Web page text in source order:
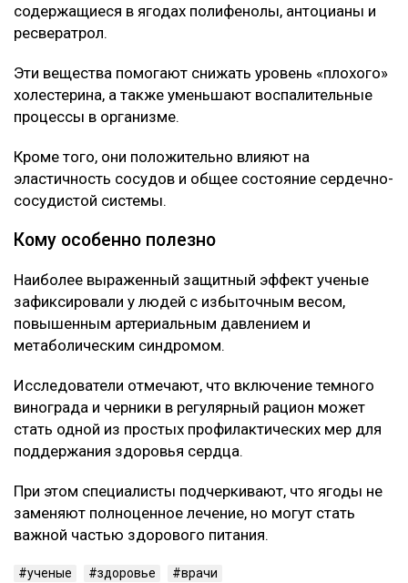
содержащиеся в ягодах полифенолы, антоцианы и
ресвератрол.
Эти вещества помогают снижать уровень «плохого»
холестерина, а также уменьшают воспалительные
процессы в организме.
Кроме того, они положительно влияют на
эластичность сосудов и общее состояние сердечно-
сосудистой системы.
Кому особенно полезно
Наиболее выраженный защитный эффект ученые
зафиксировали у людей с избыточным весом,
повышенным артериальным давлением и
метаболическим синдромом.
Исследователи отмечают, что включение темного
винограда и черники в регулярный рацион может
стать одной из простых профилактических мер для
поддержания здоровья сердца.
При этом специалисты подчеркивают, что ягоды не
заменяют полноценное лечение, но могут стать
важной частью здорового питания.
ученые здоровье врачи